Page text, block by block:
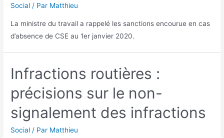
Social / Par Matthieu
La ministre du travail a rappelé les sanctions encourue en cas
d’absence de CSE au 1er janvier 2020.
Infractions routières :
précisions sur le non-
signalement des infractions
Social / Par Matthieu